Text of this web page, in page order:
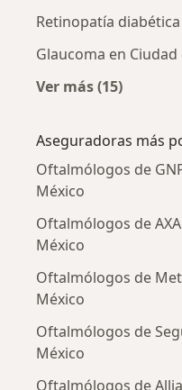
Retinopatía
Glaucoma en
Ver más (15)
Aseguradoras más
Oftalmólogos de
México
Oftalmólogos de
México
Oftalmólogos de
México
Oftalmólogos de
México
Oftalmólogos de